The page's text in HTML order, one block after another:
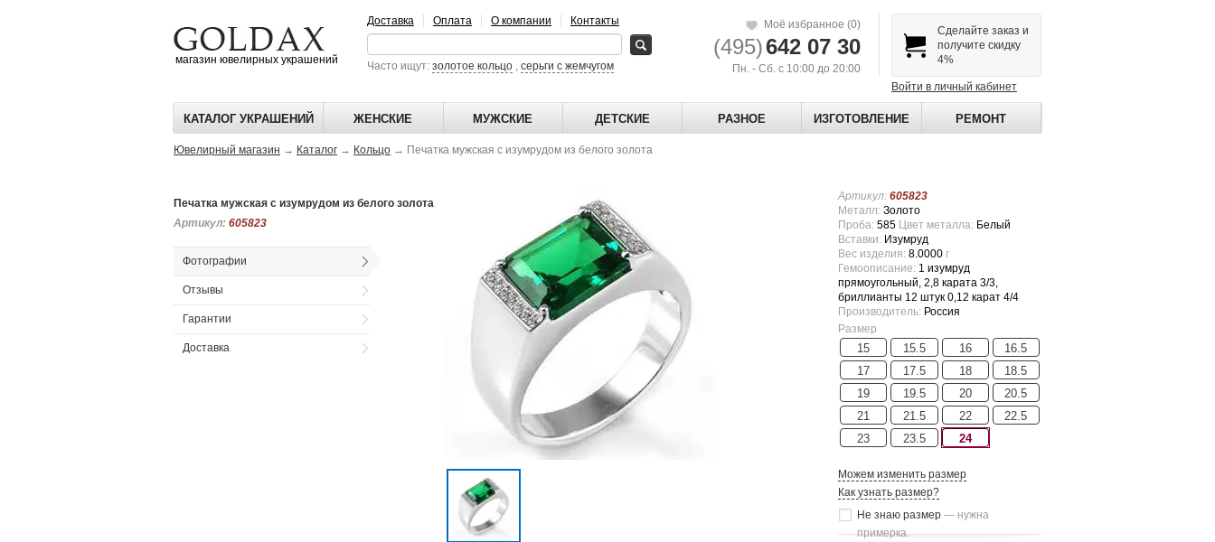
магазин ювелирных украшений
Доставка Оплата О компании Контакты
Часто ищут: золотое кольцо , серьги с жемчугом
Моё избранное (0)
(495)642 07 30
Пн. - Сб. с 10:00 до 20:00
Сделайте заказ и
получите скидку
4%
Войти в личный кабинет
КАТАЛОГ УКРАШЕНИЙ ЖЕНСКИЕ МУЖСКИЕ ДЕТСКИЕ РАЗНОЕ ИЗГОТОВЛЕНИЕ РЕМОНТ
Ювелирный магазин → Каталог → Кольцо → Печатка мужская с изумрудом из белого золота
Печатка мужская с изумрудом из белого золота
Артикул: 605823
Артикул: 605823
Фотографии
Отзывы
Гарантии
Доставка
Артикул: 605823
Металл: Золото
Проба: 585 Цвет металла: Белый
Вставки: Изумруд
Вес изделия: 8.0000 г
Гемоописание: 1 изумруд
прямоугольный, 2,8 карата 3/3,
бриллианты 12 штук 0,12 карат 4/4
Производитель: Россия
Размер
15 15.5 16
16.5
17
17.5 18
18.5
19
19.5 20
20.5
21
21.5 22
22.5
23
23.5 24
Можем изменить размер
Как узнать размер?
Не знаю размер — нужна
примерка.